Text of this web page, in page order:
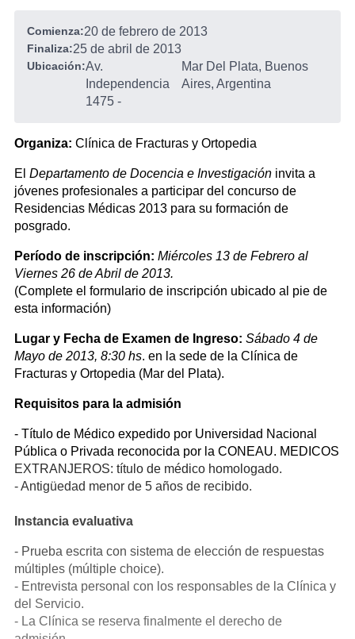
Comienza:20 de febrero de 2013
Finaliza:25 de abril de 2013
Ubicación:Av.
Independencia
1475 -
Mar Del Plata, Buenos
Aires, Argentina
Organiza: Clínica de Fracturas y Ortopedia
El Departamento de Docencia e Investigación invita a
jóvenes profesionales a participar del concurso de
Residencias Médicas 2013 para su formación de
posgrado.
Período de inscripción: Miércoles 13 de Febrero al
Viernes 26 de Abril de 2013.
(Complete el formulario de inscripción ubicado al pie de
esta información)
Lugar y Fecha de Examen de Ingreso: Sábado 4 de
Mayo de 2013, 8:30 hs. en la sede de la Clínica de
Fracturas y Ortopedia (Mar del Plata).
Requisitos para la admisión
- Título de Médico expedido por Universidad Nacional
Pública o Privada reconocida por la CONEAU. MEDICOS
EXTRANJEROS: título de médico homologado.
- Antigüedad menor de 5 años de recibido.
Instancia evaluativa
- Prueba escrita con sistema de elección de respuestas
múltiples (múltiple choice).
- Entrevista personal con los responsables de la Clínica y
del Servicio.
- La Clínica se reserva finalmente el derecho de